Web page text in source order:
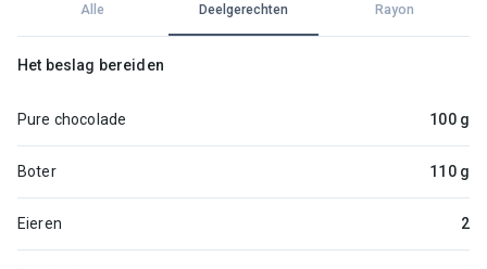
Alle Deelgerechten Rayon
Het beslag bereiden
Pure chocolade 100 g
Boter 110 g
Eieren 2